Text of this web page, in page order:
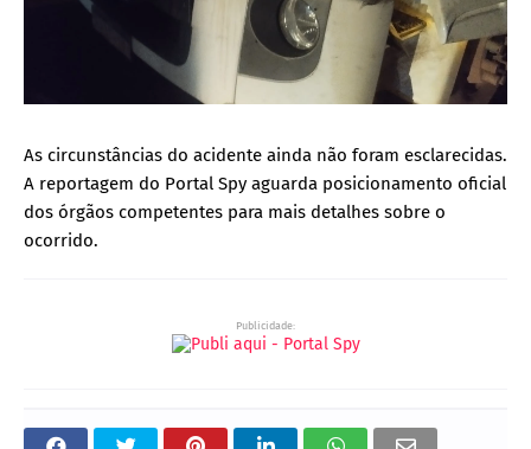
As circunstâncias do acidente ainda não foram esclarecidas.
A reportagem do Portal Spy aguarda posicionamento oficial
dos órgãos competentes para mais detalhes sobre o
ocorrido.
Publicidade: